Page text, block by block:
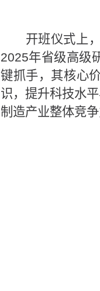
开班仪式上
2025年省级高级
键抓手，其核心
识，提升科技水
制造产业整体竞争